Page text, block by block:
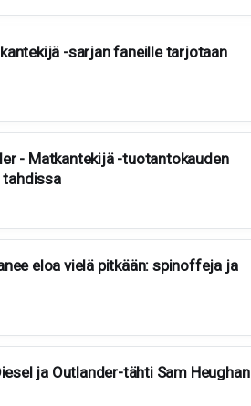
-sarjan faneille tarjotaan
- Matkantekijä -tuotantokauden
tahdissa
eloa vielä pitkään: spinoffeja ja
ja Outlander-tähti Sam Heughan